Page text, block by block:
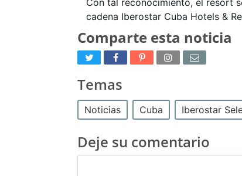
Con tal reconocimiento, el resort
cadena Iberostar Cuba Hotels &
Comparte esta noticia
Temas
Noticias Cuba Iberostar
Deje su comentario